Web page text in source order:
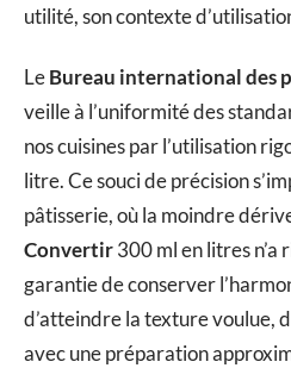
utilité, son contexte
LeBureau international des
veille à l’uniformité des
nos cuisines par l’utilisation
litre. Ce souci de précision
pâtisserie, où la moindre
Convertir300 ml en litres n’a
garantie de conserver
d’atteindre la texture voulue,
avec une préparation